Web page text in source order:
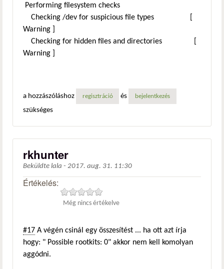
Performing filesystem checks
Checking /dev for suspicious file types [
Warning ]
Checking for hidden files and directories [
Warning ]
a hozzászóláshoz regisztráció és bejelentkezés
szükséges
rkhunter
Beküldte lala - 2017. aug. 31. 11:30
Értékelés:
Még nincs értékelve
#17 A végén csinál egy összesítést ... ha ott azt írja
hogy: " Possible rootkits: 0" akkor nem kell komolyan
aggódni.